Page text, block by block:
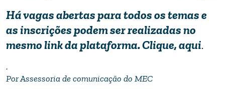
Há vagas abertas para todos os temas e
as inscrições podem ser realizadas no
mesmolinkda plataforma. Clique, aqui.
.
Por Assessoria de comunicação do MEC